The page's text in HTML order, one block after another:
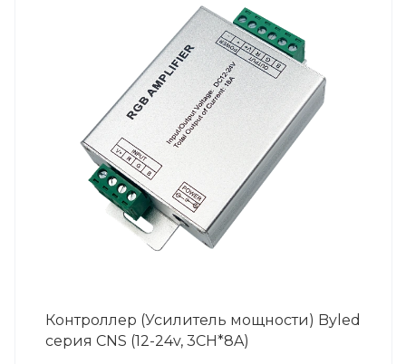
Контроллер (Усилитель мощности) Byled
серия CNS (12-24v, 3CH*8A)